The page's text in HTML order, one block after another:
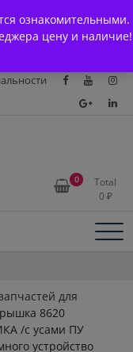
ознакомительными.
цену и наличие!
Компании
Каталоги
0
Total
0 ₽
для
8620
/с усами ПУ
устройство